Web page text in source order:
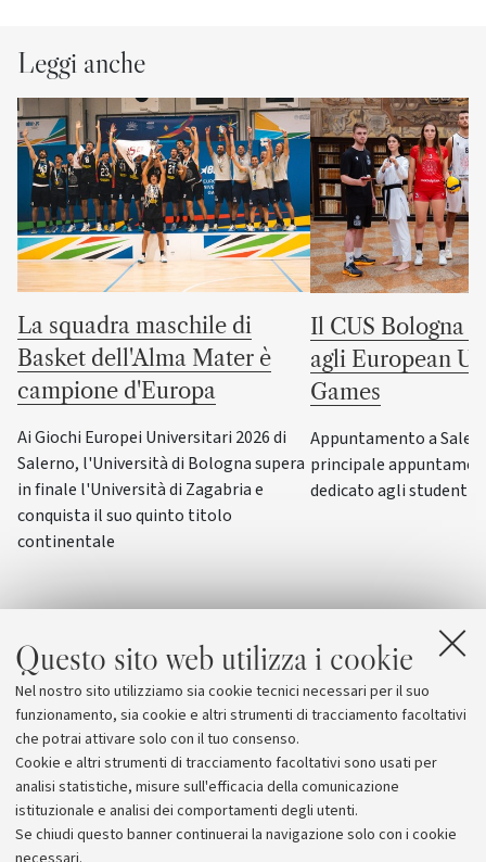
Questo sito web utilizza i cookie
Nel nostro sito utilizziamo sia cookie tecnici necessari per il suo
funzionamento, sia cookie e altri strumenti di tracciamento facoltativi
che potrai attivare solo con il tuo consenso.
Cookie e altri strumenti di tracciamento facoltativi sono usati per
analisi statistiche, misure sull'efficacia della comunicazione
istituzionale e analisi dei comportamenti degli utenti.
Se chiudi questo banner continuerai la navigazione solo con i cookie
Leggi anche
La squadra maschile di
Basket dell'Alma Mater è
campione d'Europa
Ai Giochi Europei Universitari 2026 di
Salerno, l'Università di Bologna supera
in finale l'Università di Zagabria e
conquista il suo quinto titolo
continentale
Il CUS Bologna
agli European
Games
Appuntamento a
principale
dedicato agli